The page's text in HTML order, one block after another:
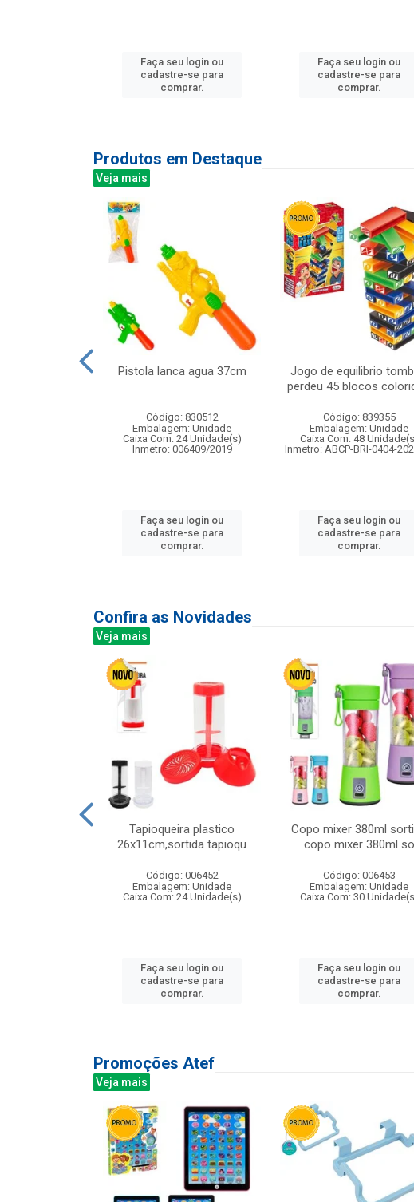
Faça seu login ou
cadastre-se para
comprar.
Faça seu login ou
cadastre-se para
comprar.
Produtos em Destaque
Veja mais
Pistola lanca agua 37cm
Código: 830512
Embalagem: Unidade
Caixa Com: 24 Unidade(s)
Inmetro: 006409/2019
Faça seu login ou
cadastre-se para
comprar.
Jogo de equilibrio
perdeu 45 blocos
Código: 839355
Embalagem: Unidade
Caixa Com: 48
Inmetro: ABCP-BRI-0404-
Faça seu login ou
cadastre-se para
comprar.
Confira as Novidades
Veja mais
Tapioqueira plastico
26x11cm,sortida tapioqu
Código: 006452
Embalagem: Unidade
Caixa Com: 24 Unidade(s)
Faça seu login ou
cadastre-se para
comprar.
Copo mixer 380ml
copo mixer 380ml so
Código: 006453
Embalagem: Unidade
Caixa Com: 30
Faça seu login ou
cadastre-se para
comprar.
Promoções Atef
Veja mais